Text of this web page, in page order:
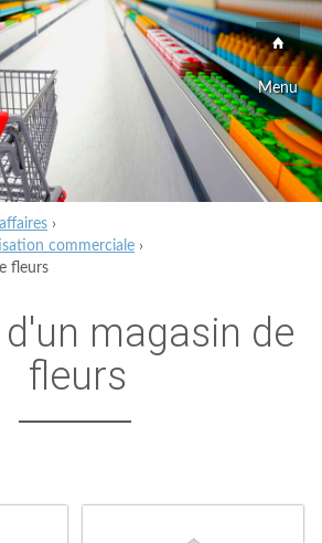
Menu
›
commerciale ›
fleurs
magasin de
fleurs